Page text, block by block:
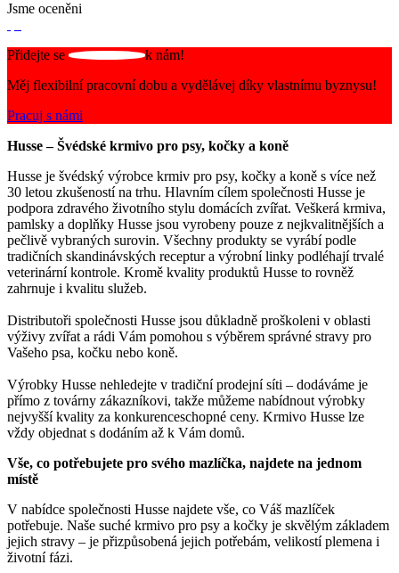
Jsme oceněni
Přidejte se
k nám!
Měj flexibilní pracovní dobu a vydělávej díky vlastnímu byznysu!
Pracuj s námi
Husse – Švédské krmivo pro psy, kočky a koně
Husse je švédský výrobce krmiv pro psy, kočky a koně s více než
30 letou zkušeností na trhu. Hlavním cílem společnosti Husse je
podpora zdravého životního stylu domácích zvířat. Veškerá krmiva,
pamlsky a doplňky Husse jsou vyrobeny pouze z nejkvalitnějších a
pečlivě vybraných surovin. Všechny produkty se vyrábí podle
tradičních skandinávských receptur a výrobní linky podléhají trvalé
veterinární kontrole. Kromě kvality produktů Husse to rovněž
zahrnuje i kvalitu služeb.
Distributoři společnosti Husse jsou důkladně proškoleni v oblasti
výživy zvířat a rádi Vám pomohou s výběrem správné stravy pro
Vašeho psa, kočku nebo koně.
Výrobky Husse nehledejte v tradiční prodejní síti – dodáváme je
přímo z továrny zákazníkovi, takže můžeme nabídnout výrobky
nejvyšší kvality za konkurenceschopné ceny. Krmivo Husse lze
vždy objednat s dodáním až k Vám domů.
Vše, co potřebujete pro svého mazlíčka, najdete na jednom
místě
V nabídce společnosti Husse najdete vše, co Váš mazlíček
potřebuje. Naše suché krmivo pro psy a kočky je skvělým základem
jejich stravy – je přizpůsobená jejich potřebám, velikostí plemena i
životní fázi.